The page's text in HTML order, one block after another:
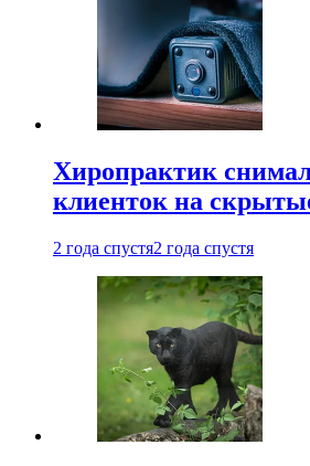
Хиропрактик
клиенток на
2 года спустя2 года спустя